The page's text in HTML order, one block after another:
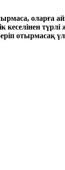
оларға
кеселінен
отырмасақ